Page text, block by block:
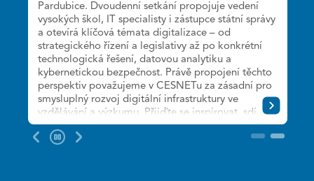
Pozastavit
připomínáme 30 let od založení sdružení, vás
zveme na dvoudenní setkání věnované
technologiím, službám a výzkumu, které pomáhají
rozvíjet českou vědu, výzkum a vzdělávání.
Detailní program ladíme. Registrace jsou již
spuštěny.
Těšíme se na společné setkání 30. září a 1. října
2026 v hotelu Diplomat v Praze.
Pardubice. Dvoudenní setkání propojuje vedení
vysokých škol, IT specialisty i zástupce státní správy
a otevírá klíčová témata digitalizace – od
strategického řízení a legislativy až po konkrétní
technologická řešení, datovou analytiku a
kybernetickou bezpečnost. Právě propojení těchto
perspektiv považujeme v CESNETu za zásadní pro
smysluplný rozvoj digitální infrastruktury ve
vzdělávání a výzkumu. Přijďte se inspirovat, sdílet
zkušenosti a zapojit se do diskuze o tom, jak
budou univerzity fungovat v digitální budoucnosti.